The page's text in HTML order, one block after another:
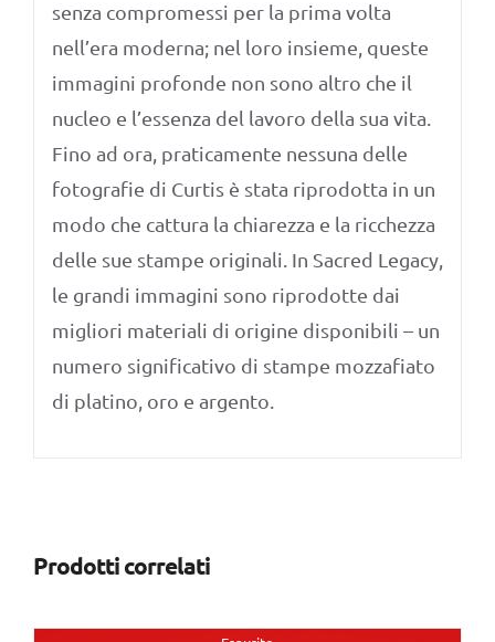
senza compromessi per la prima volta
nell’era moderna; nel loro insieme, queste
immagini profonde non sono altro che il
nucleo e l’essenza del lavoro della sua vita.
Fino ad ora, praticamente nessuna delle
fotografie di Curtis è stata riprodotta in un
modo che cattura la chiarezza e la ricchezza
delle sue stampe originali. In Sacred Legacy,
le grandi immagini sono riprodotte dai
migliori materiali di origine disponibili – un
numero significativo di stampe mozzafiato
di platino, oro e argento.
Prodotti correlati